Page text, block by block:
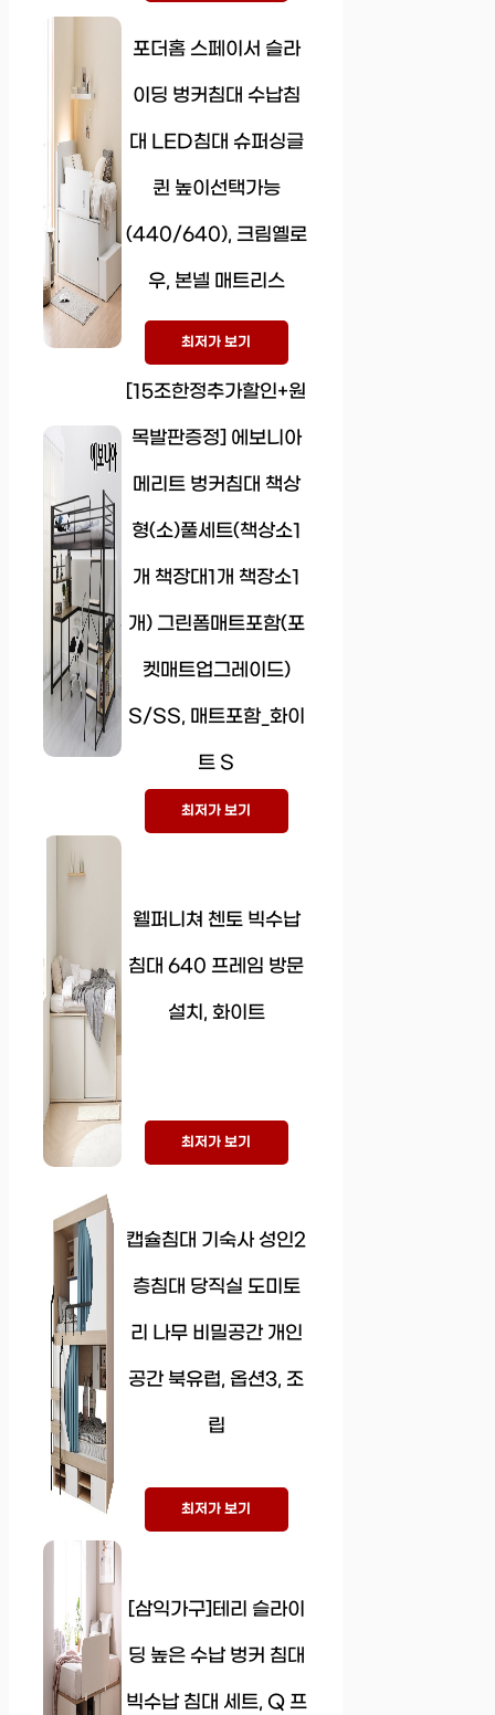
포더홈 스페이서 슬라
이딩 벙커침대 수납침
대 LED침대 슈퍼싱글
퀸 높이선택가능
(440/640), 크림옐로
우, 본넬 매트리스
최저가 보기
[15조한정추가할인+원
목발판증정] 에보니아
메리트 벙커침대 책상
형(소)풀세트(책상소1
개 책장대1개 책장소1
개) 그린폼매트포함(포
켓매트업그레이드)
S/SS, 매트포함_화이
트 S
최저가 보기
웰퍼니쳐 첸토 빅수납
침대 640 프레임 방문
설치, 화이트
최저가 보기
캡슐침대 기숙사 성인2
층침대 당직실 도미토
리 나무 비밀공간 개인
공간 북유럽, 옵션3, 조
립
최저가 보기
[삼익가구]테리 슬라이
딩 높은 수납 벙커 침대
빅수납 침대 세트, Q 프